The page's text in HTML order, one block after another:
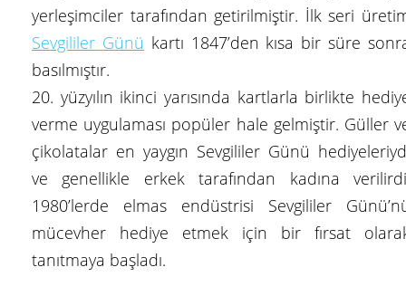
yerleşimciler tarafından getirilmiştir. İlk seri
Sevgililer Günü kartı 1847’den kısa bir süre
basılmıştır.
20. yüzyılın ikinci yarısında kartlarla birlikte
verme uygulaması popüler hale gelmiştir. Güller
çikolatalar en yaygın Sevgililer Günü
ve genellikle erkek tarafından kadına
1980’lerde elmas endüstrisi Sevgililer
mücevher hediye etmek için bir fırsat
tanıtmaya başladı.